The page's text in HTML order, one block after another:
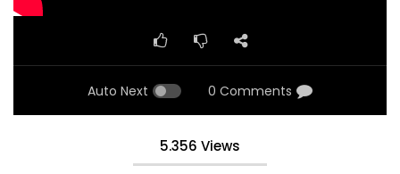
Auto Next 0 Comments
5.356 Views